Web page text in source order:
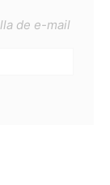
de e-mail